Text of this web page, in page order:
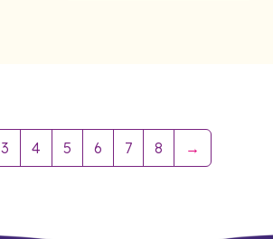
3 4 5 6 7 8 →